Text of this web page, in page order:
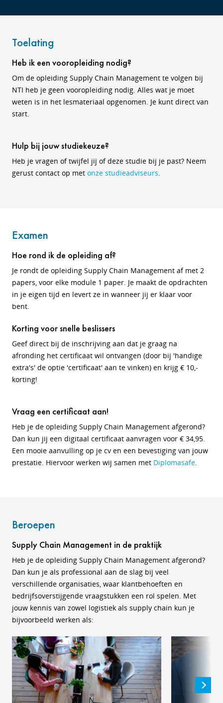
Toelating
Heb ik een vooropleiding nodig?
Om de opleiding Supply Chain Management te volgen bij
NTI heb je geen vooropleiding nodig. Alles wat je moet
weten is in het lesmateriaal opgenomen. Je kunt direct van
start.
Hulp bij jouw studiekeuze?
Heb je vragen of twijfel jij of deze studie bij je past? Neem
gerust contact op met onze studieadviseurs.
Examen
Hoe rond ik de opleiding af?
Je rondt de opleiding Supply Chain Management af met 2
papers, voor elke module 1 paper. Je maakt de opdrachten
in je eigen tijd en levert ze in wanneer jij er klaar voor
bent.
Korting voor snelle beslissers
Geef direct bij de inschrijving aan dat je graag na
afronding het certificaat wil ontvangen (door bij 'handige
extra's' de optie 'certificaat' aan te vinken) en krijg € 10,-
korting!
Vraag een certificaat aan!
Heb je de opleiding Supply Chain Management afgerond?
Dan kun jij een digitaal certificaat aanvragen voor € 34,95.
Een mooie aanvulling op je cv en een bevestiging van jouw
prestatie. Hiervoor werken wij samen met Diplomasafe.
Beroepen
Supply Chain Management in de praktijk
Heb je de opleiding Supply Chain Management afgerond?
Dan kun je als professional aan de slag bij veel
verschillende organisaties, waar klantbehoeften en
bedrijfsoverstijgende vraagstukken een rol spelen. Met
jouw kennis van zowel logistiek als supply chain kun je
bijvoorbeeld werken als: